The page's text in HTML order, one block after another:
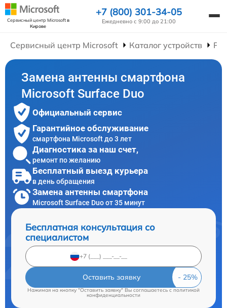
Сервисный центр Microsoftв
Кирове
+7 (800) 301-34-05
Ежедневно с 9:00 до 21:00
Сервисный центр Microsoft Каталог устройств
Замена антенны смартфона
Microsoft Surface Duo
Официальный сервис
Гарантийное обслуживание
смартфона Microsoft до 3 лет
Диагностика за наш счет,
ремонт по желанию
Бесплатный выезд курьера
в день обращения
Замена антенны смартфона
Microsoft Surface Duo от 35 минут
Бесплатная консультация со
специалистом
Оставить заявку
Нажимая на кнопку "Оставить заявку" Вы соглашаетесь cполитикой
конфиденциальности